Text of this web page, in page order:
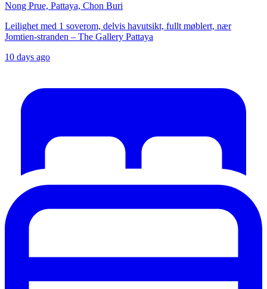
Nong Prue, Pattaya, Chon Buri
Leilighet med 1 soverom, delvis havutsikt, fullt møblert, nær
Jomtien-stranden – The Gallery Pattaya
10 days ago